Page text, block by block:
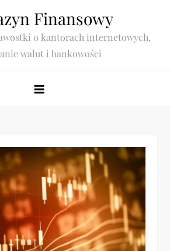
Finansowy
o kantorach internetowych,
walut i bankowości